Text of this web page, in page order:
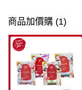
信用卡一次付款
超商取貨付款
LINE Pay
Apple Pay
商品加價購 (1)